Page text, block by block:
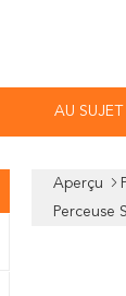
AU
Aperçu
Perceuse